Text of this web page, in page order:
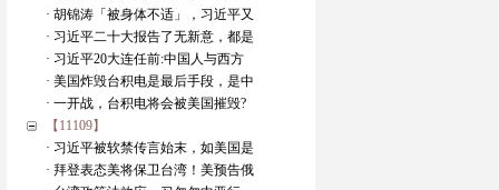
· 胡锦涛「被身体不适」，习近平又
· 习近平二十大报告了无新意，都是
· 习近平20大连任前:中国人与西方
· 美国炸毁台积电是最后手段，是中
· 一开战，台积电将会被美国摧毁?
【11109】
· 习近平被软禁传言始末，如美国是
· 拜登表态美将保卫台湾！美预告俄